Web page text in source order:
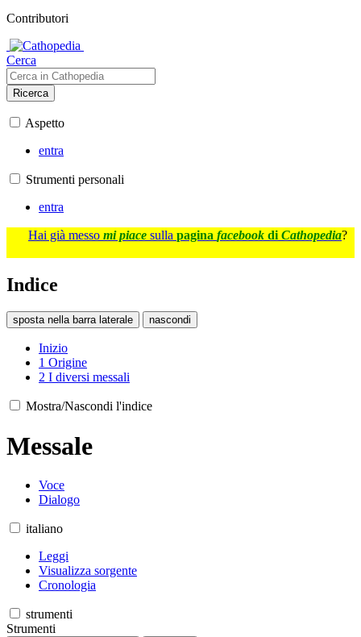
Contributori
Cerca
Ricerca
Aspetto
entra
Strumenti personali
entra
Hai già messo mi piace sulla pagina facebook di Cathopedia?
Indice
sposta nella barra laterale nascondi
Inizio
1 Origine
2 I diversi messali
Mostra/Nascondi l'indice
Messale
Voce
Dialogo
italiano
Leggi
Visualizza sorgente
Cronologia
strumenti
Strumenti